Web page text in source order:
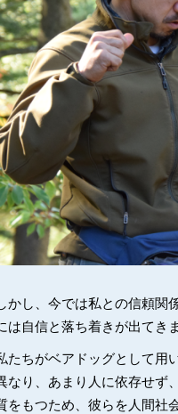
かし、今では私との信頼関
は自信と落ち着きが出てき
たちがベアドッグとして用
なり、あまり人に依存せず
をもつため、彼らを人間社